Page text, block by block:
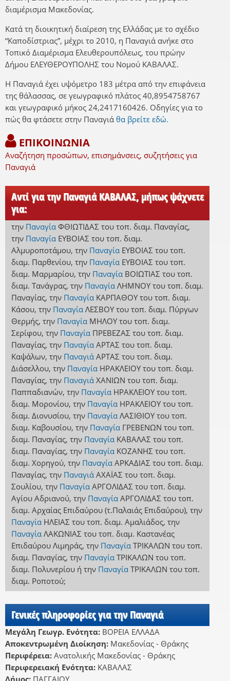
διαμέρισμα Μακεδονίας.
Κατά τη διοικητική διαίρεση της Ελλάδας με το σχέδιο
“Καποδίστριας”, μέχρι το 2010, η Παναγιά ανήκε στο
Τοπικό Διαμέρισμα Ελευθερουπόλεως, του πρώην
Δήμου ΕΛΕΥΘΕΡΟΥΠΟΛΗΣ του Νομού ΚΑΒΑΛΑΣ.
Η Παναγιά έχει υψόμετρο 183 μέτρα από την επιφάνεια
της θάλασσας, σε γεωγραφικό πλάτος 40,8954758767
και γεωγραφικό μήκος 24,2417160426. Οδηγίες για το
πώς θα φτάσετε στην Παναγιά θα βρείτε εδώ.
ΕΠΙΚΟΙΝΩΝΙΑ
Αναζήτηση προσώπων, επισημάνσεις, συζητήσεις για
Παναγιά
Αντί για την Παναγιά ΚΑΒΑΛΑΣ, μήπως ψάχνετε
για:
την Παναγία ΦΘΙΩΤΙΔΑΣ του τοπ. διαμ. Παναγίας,
την Παναγία ΕΥΒΟΙΑΣ του τοπ. διαμ.
Αλμυροποτάμου, την Παναγία ΕΥΒΟΙΑΣ του τοπ.
διαμ. Παρθενίου, την Παναγία ΕΥΒΟΙΑΣ του τοπ.
διαμ. Μαρμαρίου, την Παναγία ΒΟΙΩΤΙΑΣ του τοπ.
διαμ. Τανάγρας, την Παναγία ΛΗΜΝΟΥ του τοπ. διαμ.
Παναγίας, την Παναγία ΚΑΡΠΑΘΟΥ του τοπ. διαμ.
Κάσου, την Παναγία ΛΕΣΒΟΥ του τοπ. διαμ. Πύργων
Θερμής, την Παναγία ΜΗΛΟΥ του τοπ. διαμ.
Σερίφου, την Παναγία ΠΡΕΒΕΖΑΣ του τοπ. διαμ.
Παναγίας, την Παναγία ΑΡΤΑΣ του τοπ. διαμ.
Καψάλων, την Παναγιά ΑΡΤΑΣ του τοπ. διαμ.
Διάσελλου, την Παναγία ΗΡΑΚΛΕΙΟΥ του τοπ. διαμ.
Παναγίας, την Παναγιά ΧΑΝΙΩΝ του τοπ. διαμ.
Παππαδιανών, την Παναγία ΗΡΑΚΛΕΙΟΥ του τοπ.
διαμ. Μορονίου, την Παναγία ΗΡΑΚΛΕΙΟΥ του τοπ.
διαμ. Διονυσίου, την Παναγία ΛΑΣΙΘΙΟΥ του τοπ.
διαμ. Καβουσίου, την Παναγία ΓΡΕΒΕΝΩΝ του τοπ.
διαμ. Παναγίας, την Παναγία ΚΑΒΑΛΑΣ του τοπ.
διαμ. Παναγίας, την Παναγία ΚΟΖΑΝΗΣ του τοπ.
διαμ. Χορηγού, την Παναγία ΑΡΚΑΔΙΑΣ του τοπ. διαμ.
Παναγίας, την Παναγιά ΑΧΑΪΑΣ του τοπ. διαμ.
Σουλίου, την Παναγία ΑΡΓΟΛΙΔΑΣ του τοπ. διαμ.
Αγίου Αδριανού, την Παναγία ΑΡΓΟΛΙΔΑΣ του τοπ.
διαμ. Αρχαίας Επιδαύρου (τ.Παλαιάς Επιδαύρου), την
Παναγία ΗΛΕΙΑΣ του τοπ. διαμ. Αμαλιάδος, την
Παναγία ΛΑΚΩΝΙΑΣ του τοπ. διαμ. Καστανέας
Επιδαύρου Λιμηράς, την Παναγία ΤΡΙΚΑΛΩΝ του τοπ.
διαμ. Παναγίας, την Παναγία ΤΡΙΚΑΛΩΝ του τοπ.
διαμ. Πολυνερίουή την Παναγία ΤΡΙΚΑΛΩΝ του τοπ.
διαμ. Ροποτού;
Γενικές πληροφορίες για την Παναγιά
Μεγάλη Γεωγρ. Ενότητα: ΒΟΡΕΙΑ ΕΛΛΑΔΑ
Αποκεντρωμένη Διοίκηση: Μακεδονίας - Θράκης
Περιφέρεια: Ανατολικής Μακεδονίας - Θράκης
Περιφερειακή Ενότητα: ΚΑΒΑΛΑΣ